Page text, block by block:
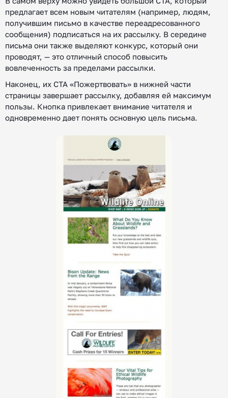
предлагает всем новым читателям (например, людям,
получившим письмо в качестве переадресованного
сообщения) подписаться на их рассылку. В середине
письма они также выделяют конкурс, который они
проводят, — это отличный способ повысить
вовлеченность за пределами рассылки.
Наконец, их CTA «Пожертвовать» в нижней части
страницы завершает рассылку, добавляя ей максимум
пользы. Кнопка привлекает внимание читателя и
одновременно дает понять основную цель письма.